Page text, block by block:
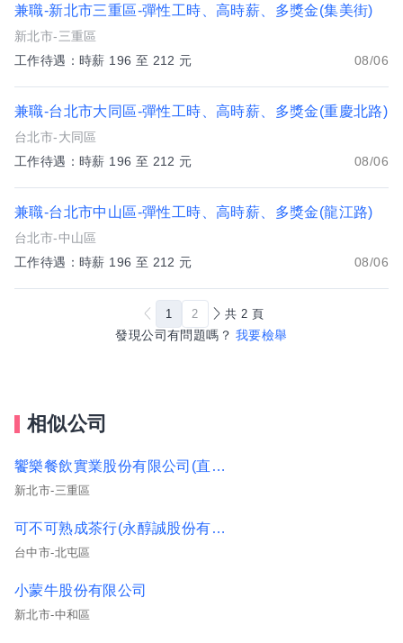
兼職-新北市三重區-彈性工時、高時薪、多獎金(集美街)
新北市-三重區
工作待遇：時薪 196 至 212 元
08/06
兼職-台北市大同區-彈性工時、高時薪、多獎金(重慶北路)
台北市-大同區
工作待遇：時薪 196 至 212 元
08/06
兼職-台北市中山區-彈性工時、高時薪、多獎金(龍江路)
台北市-中山區
工作待遇：時薪 196 至 212 元
08/06
發現公司有問題嗎？ 我要檢舉
1 2 共 2 頁
相似公司
饗樂餐飲實業股份有限公司(直營總公司)
新北市-三重區
可不可熟成茶行(永醇誠股份有限公司)
台中市-北屯區
小蒙牛股份有限公司
新北市-中和區